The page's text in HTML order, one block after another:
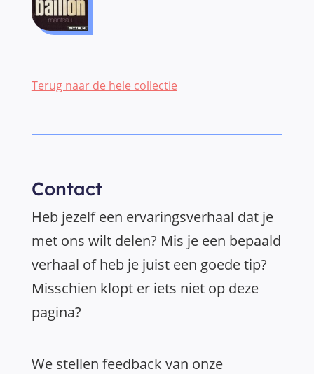
Terug naar de hele collectie
Contact
Heb jezelf een ervaringsverhaal dat je
met ons wilt delen? Mis je een bepaald
verhaal of heb je juist een goede tip?
Misschien klopt er iets niet op deze
pagina?
We stellen feedback van onze